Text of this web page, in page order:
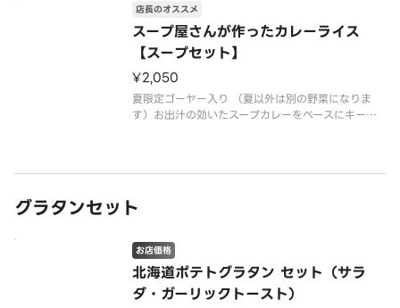
スープ屋さんが作ったカレーライス
【スープセット】
店長のオススメ
¥2,050
夏限定ゴーヤー入り （夏以外は別の野菜になりま
す）お出汁の効いたスープカレーをベースにキーマ
グラタンセット
北海道ポテトグラタン セット（サラ
ダ・ガーリックトースト）
お店価格